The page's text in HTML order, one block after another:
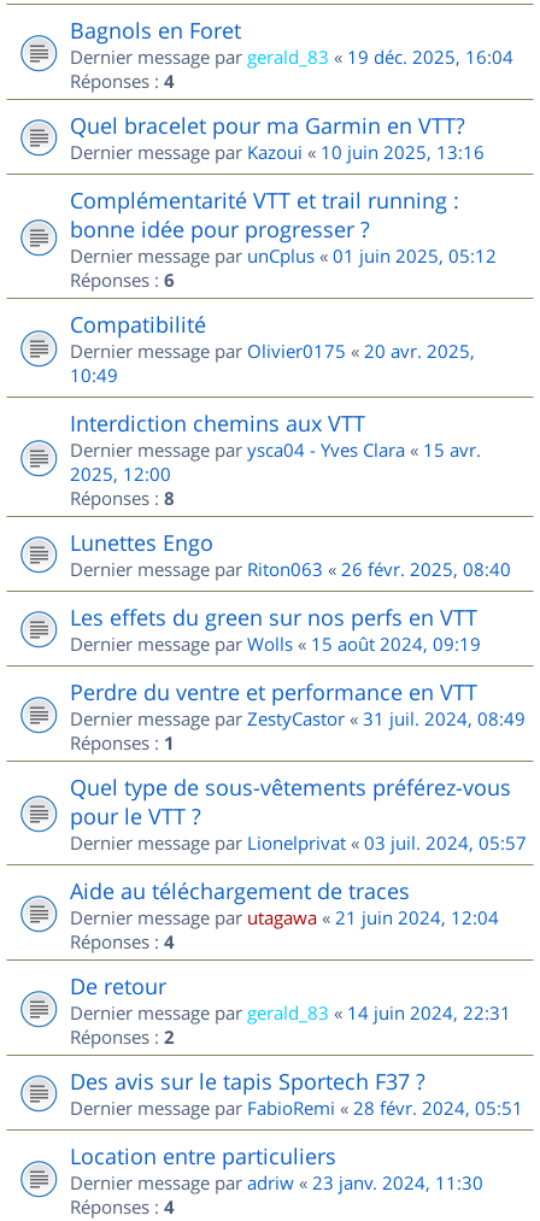
Bagnols en Foret
Dernier message par gerald_83 « 19 déc. 2025, 16:04
Réponses : 4
Quel bracelet pour ma Garmin en VTT?
Dernier message par Kazoui « 10 juin 2025, 13:16
Complémentarité VTT et trail running :
bonne idée pour progresser ?
Dernier message par unCplus « 01 juin 2025, 05:12
Réponses : 6
Compatibilité
Dernier message par Olivier0175 « 20 avr. 2025,
10:49
Interdiction chemins aux VTT
Dernier message par ysca04 - Yves Clara « 15 avr.
2025, 12:00
Réponses : 8
Lunettes Engo
Dernier message par Riton063 « 26 févr. 2025, 08:40
Les effets du green sur nos perfs en VTT
Dernier message par Wolls « 15 août 2024, 09:19
Perdre du ventre et performance en VTT
Dernier message par ZestyCastor « 31 juil. 2024, 08:49
Réponses : 1
Quel type de sous-vêtements préférez-vous
pour le VTT ?
Dernier message par Lionelprivat « 03 juil. 2024, 05:57
Aide au téléchargement de traces
Dernier message par utagawa « 21 juin 2024, 12:04
Réponses : 4
De retour
Dernier message par gerald_83 « 14 juin 2024, 22:31
Réponses : 2
Des avis sur le tapis Sportech F37 ?
Dernier message par FabioRemi « 28 févr. 2024, 05:51
Location entre particuliers
Dernier message par adriw « 23 janv. 2024, 11:30
Réponses : 4